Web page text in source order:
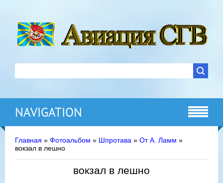
NAVIGATION
Главная » Фотоальбом » Шпротава » От А. Ламм »
вокзал в лешно
вокзал в лешно